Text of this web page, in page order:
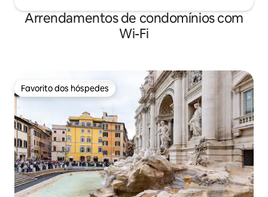
Arrendamentos de condomínios com
Wi-Fi
Favorito dos hóspedes
Favorito dos hóspedes